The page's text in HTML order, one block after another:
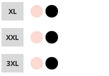
XL
XXL
3XL